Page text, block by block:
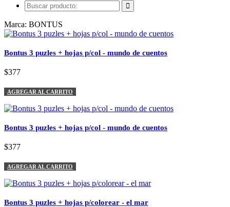
Marca: BONTUS
Bontus 3 puzles + hojas p/col - mundo de cuentos
$377
AGREGAR AL CARRITO
Bontus 3 puzles + hojas p/col - mundo de cuentos
$377
AGREGAR AL CARRITO
Bontus 3 puzles + hojas p/colorear - el mar